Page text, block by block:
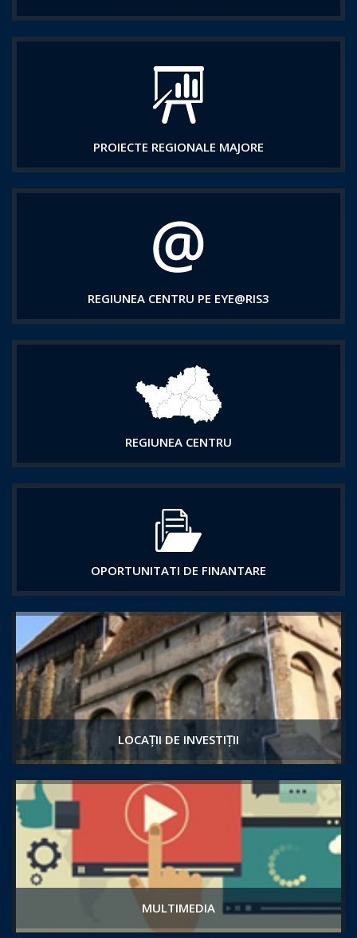
PROIECTE REGIONALE MAJORE
REGIUNEA CENTRU PE EYE@RIS3
REGIUNEA CENTRU
OPORTUNITATI DE FINANTARE
LOCAȚII DE INVESTIȚII
MULTIMEDIA